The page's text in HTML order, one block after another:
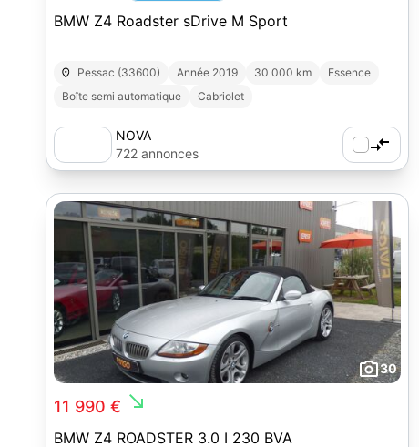
BMW Z4 Roadster sDrive M Sport
Pessac (33600) Année 2019 30 000 km
Essence
Boîte semi automatique
Cabriolet
NOVA
722 annonces
30
11 990 € south_east
BMW Z4 ROADSTER 3.0 I 230 BVA